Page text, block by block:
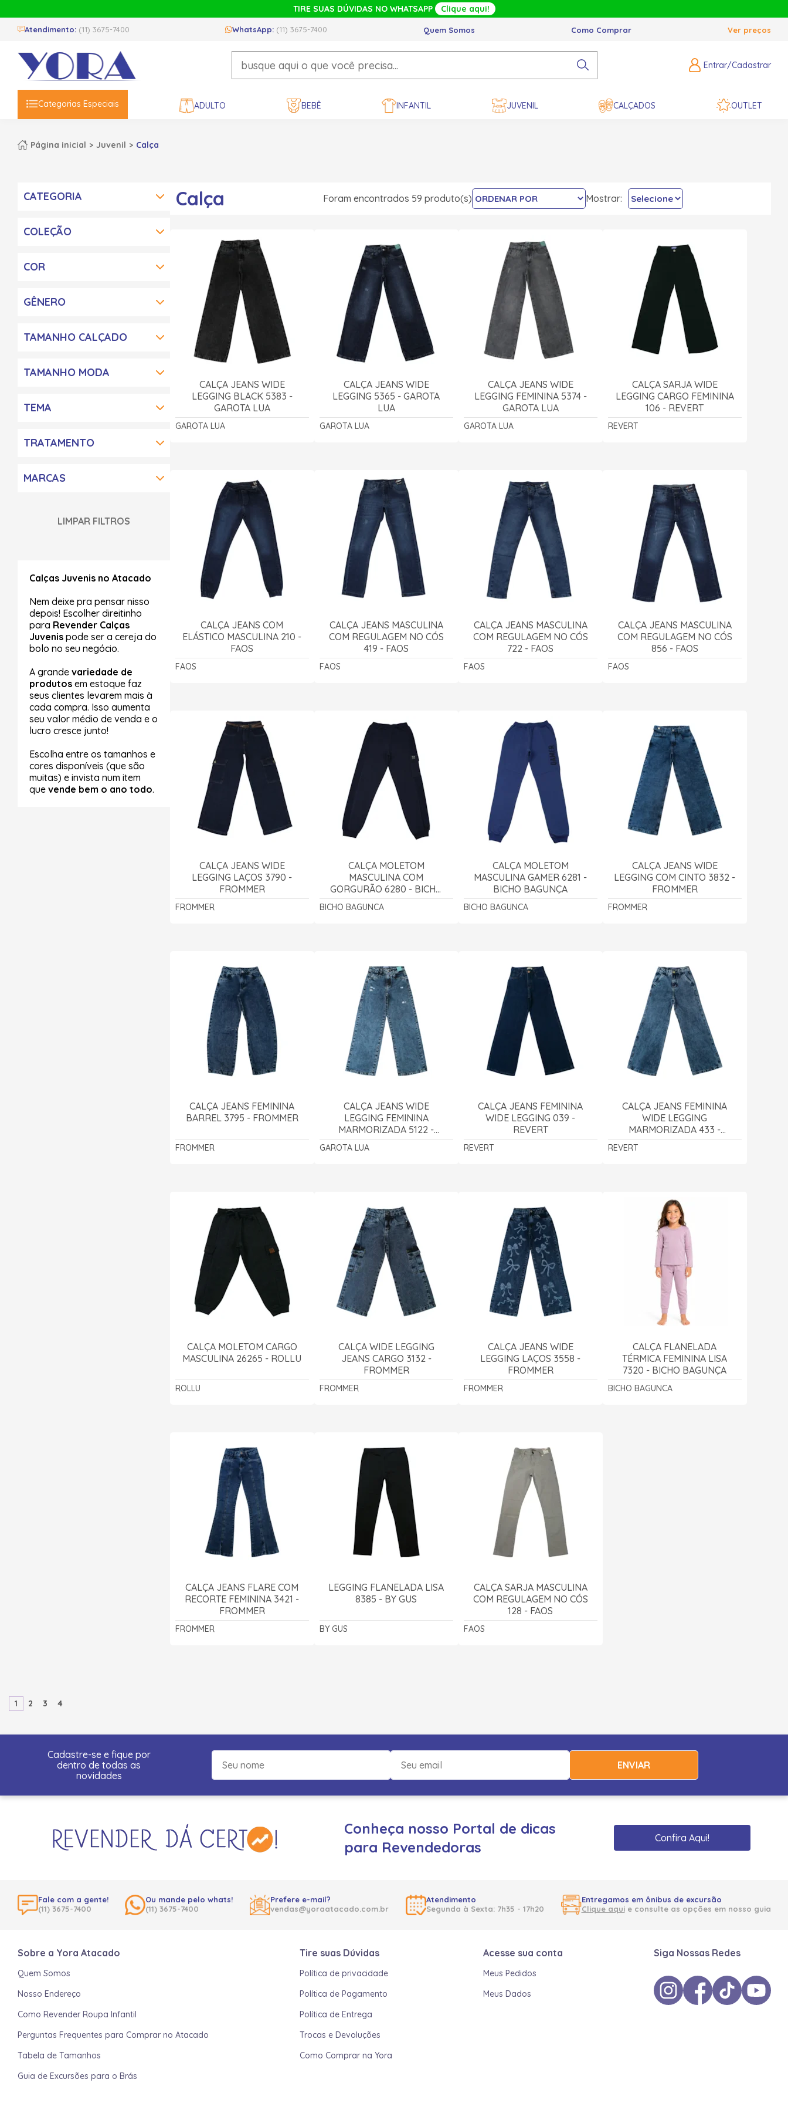
TIRE SUAS DÚVIDAS NO WHATSAPP Clique aqui!
Atendimento: (11) 3675-7400 WhatsApp: (11) 3675-7400 Quem Somos Como Comprar Ver preços
Entrar/Cadastrar
Categorias Especiais ADULTO BEBÊ INFANTIL JUVENIL CALÇADOS OUTLET
Página inicial Juvenil Calça
COLEÇÃO
COR
GÊNERO
TAMANHO CALÇADO
TAMANHO MODA
TEMA
TRATAMENTO
CATEGORIA
MARCAS
LIMPAR FILTROS
Calças Juvenis no Atacado
Nem deixe pra pensar nisso
depois! Escolher direitinho
para Revender Calças
Juvenis pode ser a cereja do
bolo no seu negócio.
A grande variedade de
produtos em estoque faz
seus clientes levarem mais à
cada compra. Isso aumenta
seu valor médio de venda e o
lucro cresce junto!
Escolha entre os tamanhos e
cores disponíveis (que são
muitas) e invista num item
que vende bem o ano todo.
Calça Foram encontrados 59 produto(s) Mostrar:
CALÇA JEANS WIDE
LEGGING BLACK 5383 -
GAROTA LUA
GAROTA LUA
CALÇA JEANS WIDE
LEGGING 5365 - GAROTA
LUA
GAROTA LUA
CALÇA JEANS WIDE
LEGGING FEMININA 5374 -
GAROTA LUA
GAROTA LUA
CALÇA SARJA WIDE
LEGGING CARGO FEMININA
106 - REVERT
REVERT
CALÇA JEANS COM
ELÁSTICO MASCULINA 210 -
FAOS
FAOS
CALÇA JEANS MASCULINA
COM REGULAGEM NO CÓS
419 - FAOS
FAOS
CALÇA JEANS MASCULINA
COM REGULAGEM NO CÓS
722 - FAOS
FAOS
CALÇA JEANS MASCULINA
COM REGULAGEM NO CÓS
856 - FAOS
FAOS
CALÇA JEANS WIDE
LEGGING LAÇOS 3790 -
FROMMER
FROMMER
CALÇA MOLETOM
MASCULINA COM
GORGURÃO 6280 - BICHO
BAGUNÇA
BICHO BAGUNCA
CALÇA MOLETOM
MASCULINA GAMER 6281 -
BICHO BAGUNÇA
BICHO BAGUNCA
CALÇA JEANS WIDE
LEGGING COM CINTO 3832 -
FROMMER
FROMMER
CALÇA JEANS FEMININA
BARREL 3795 - FROMMER
FROMMER
CALÇA JEANS WIDE
LEGGING FEMININA
MARMORIZADA 5122 -
GAROTA LUA
GAROTA LUA
CALÇA JEANS FEMININA
WIDE LEGGING 039 -
REVERT
REVERT
CALÇA JEANS FEMININA
WIDE LEGGING
MARMORIZADA 433 -
REVERT
REVERT
CALÇA MOLETOM CARGO
MASCULINA 26265 - ROLLU
ROLLU
CALÇA WIDE LEGGING
JEANS CARGO 3132 -
FROMMER
FROMMER
CALÇA JEANS WIDE
LEGGING LAÇOS 3558 -
FROMMER
FROMMER
CALÇA FLANELADA
TÉRMICA FEMININA LISA
7320 - BICHO BAGUNÇA
BICHO BAGUNCA
CALÇA JEANS FLARE COM
RECORTE FEMININA 3421 -
FROMMER
FROMMER
LEGGING FLANELADA LISA
8385 - BY GUS
BY GUS
CALÇA SARJA MASCULINA
COM REGULAGEM NO CÓS
128 - FAOS
FAOS
1 2 3 4
Cadastre-se e fique por
dentro de todas as
novidades
ENVIAR
Conheça nosso Portal de dicas
para Revendedoras
Confira Aqui!
Fale com a gente!
(11) 3675-7400
Ou mande pelo whats!
(11) 3675-7400
Prefere e-mail?
vendas@yoraatacado.com.br
Atendimento
Segunda à Sexta: 7h35 - 17h20
Entregamos em ônibus de excursão
Clique aquie consulte as opções em nosso guia
Sobre a Yora Atacado
Quem Somos
Nosso Endereço
Como Revender Roupa Infantil
Perguntas Frequentes para Comprar no Atacado
Tabela de Tamanhos
Guia de Excursões para o Brás
Tire suas Dúvidas
Política de privacidade
Política de Pagamento
Política de Entrega
Trocas e Devoluções
Como Comprar na Yora
Acesse sua conta
Meus Pedidos
Meus Dados
Siga Nossas Redes